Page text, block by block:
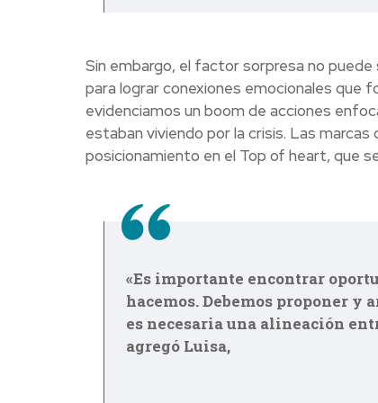
Sin embargo, el factor sorpresa no
para lograr conexiones emocionales que
evidenciamos un boom de acciones
estaban viviendo por la crisis. Las
posicionamiento en el Top of heart, que
«Es importante encontrar
hacemos. Debemos proponer
es necesaria una alineación
agregó Luisa,